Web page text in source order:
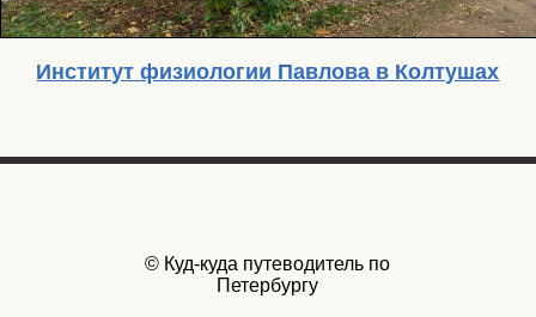
Институт физиологии Павлова в Колтушах
© Куд-куда путеводитель по
Петербургу